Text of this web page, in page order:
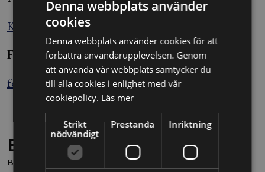
Källa: Nyhetsbyrån Blendow Lexnova
Felix Sjöberg
felix.sjoberg@alltomjuridik.se
Behöver du juridisk hjälp?
Boka en kostnadsfri konsultation direkt via knappen nedan.
Denna webbplats använder
cookies
Denna webbplats använder cookies för att
förbättra användarupplevelsen. Genom
att använda vår webbplats samtycker du
till alla cookies i enlighet med vår
cookiepolicy. Läs mer
Strikt
nödvändigt
Prestanda Inriktning